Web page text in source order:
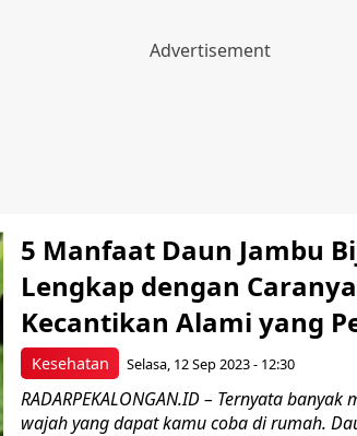
Kesehatan
5 Manfaat Daun Jambu
Lengkap dengan
Kecantikan Alami yang
Selasa, 12 Sep 2023 - 12:30
RADARPEKALONGAN.ID – Ternyata
wajah yang dapat kamu coba di rumah.